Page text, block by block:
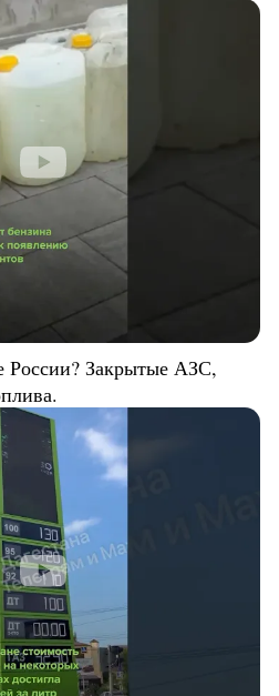
Закрытые АЗС,